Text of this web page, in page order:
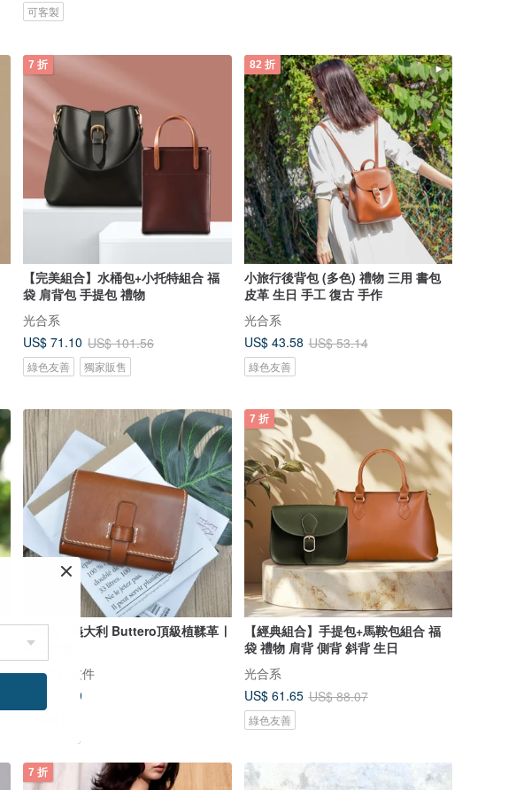
可客製
7 折
【完美組合】水桶包+小托特組合 福
袋 肩背包 手提包 禮物
光合系
US$ 71.10 US$ 101.56
綠色友善 獨家販售
82 折
小旅行後背包 (多色) 禮物 三用 書包
皮革 生日 手工 復古 手作
光合系
US$ 43.58 US$ 53.14
綠色友善
小錢包 ∣ 義大利 Buttero頂級植鞣革 ∣
手工縫製
C.J 手作皮件
US$ 74.39
7 折
【經典組合】手提包+馬鞍包組合 福
袋 禮物 肩背 側背 斜背 生日
光合系
US$ 61.65 US$ 88.07
綠色友善
7 折